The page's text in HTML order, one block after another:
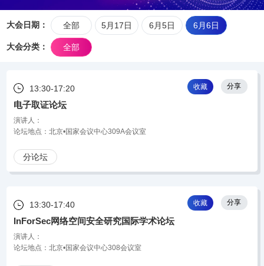
大会日期： 全部 5月17日 6月5日 6月6日
大会分类： 全部
13:30-17:20
电子取证论坛
演讲人：
论坛地点：北京•国家会议中心309A会议室
分论坛
收藏 分享
13:30-17:40
InForSec网络空间安全研究国际学术论坛
演讲人：
论坛地点：北京•国家会议中心308会议室
收藏 分享